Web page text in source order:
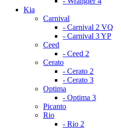
Kia
Carnival
- Carnival 2 VQ
- Carnival 3 YP
Ceed
- Ceed 2
Cerato
- Cerato 2
- Cerato 3
Optima
- Optima 3
Picanto
Rio
- Rio 2